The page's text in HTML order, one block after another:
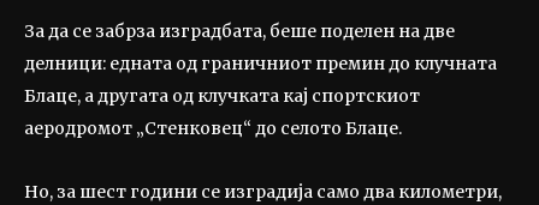
За да се забрза изградбата, беше поделен на две
делници: едната од граничниот премин до клучната
Блаце, а другата од клучката кај спортскиот
аеродромот „Стенковец“ до селото Блаце.
Но, за шест години се изградија само два километри,